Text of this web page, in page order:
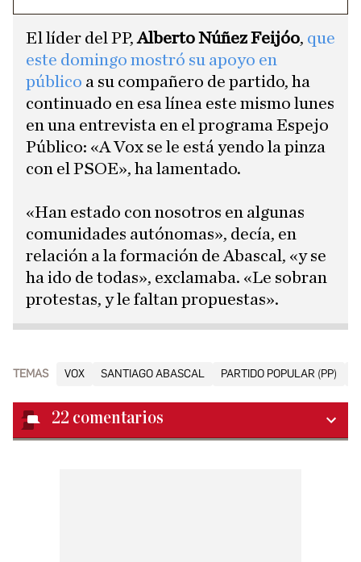
El líder del PP,Alberto Núñez Feijóo, que
este domingo mostró su apoyo en
público a su compañero de partido, ha
continuado en esa línea este mismo lunes
en una entrevista en el programa Espejo
Público: «A Vox se le está yendo la pinza
con el PSOE», ha lamentado.
​«Han estado con nosotros en algunas
comunidades autónomas», decía, en
relación a la formación de Abascal, «y se
ha ido de todas», exclamaba. «Le sobran
protestas, y le faltan propuestas».
TEMAS VOX SANTIAGO ABASCAL PARTIDO POPULAR (PP)
22 comentarios